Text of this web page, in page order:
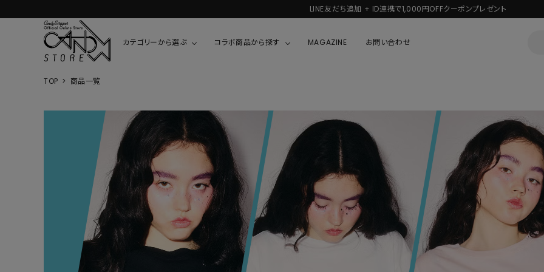
LINE友だち追加 + ID連携で1,000円OFFクーポンプレゼント
カテゴリーから選ぶ
CARDIGAN
BLOUSES
JACKET
OUTER
コラボ商品から探す
COOKIE BOY ニャニィニュニェニョン
ちびまる子ちゃん はぴだんぶい
チャーミーキティ Hohokam DINER
ウサハナ シナモロール
クレヨンしんちゃん MIKIOSAKABE・THREE TREASURES
HELLO KITTY ダンダダン
MAGAZINE お問い合わせ
TOP 商品一覧